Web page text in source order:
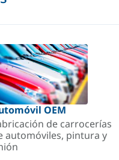
OEM
de carrocerías
automóviles, pintura y